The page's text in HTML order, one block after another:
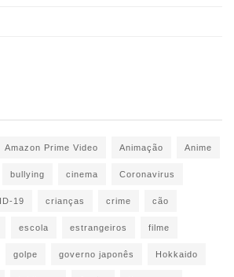
Amazon Prime Video Animação Anime
bullying cinema Coronavirus
19 crianças crime cão
escola estrangeiros filme
golpe governo japonês Hokkaido